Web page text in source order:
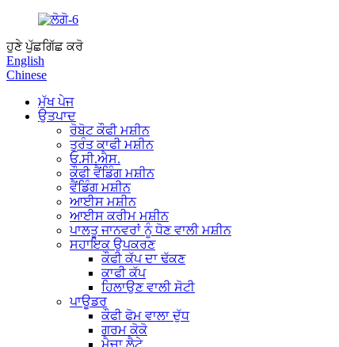
ਹੁਣੇ ਪੁੱਛਗਿੱਛ ਕਰੋ
English
Chinese
ਮੁੱਖ ਪੇਜ
ਉਤਪਾਦ
ਰੋਬੋਟ ਕੌਫੀ ਮਸ਼ੀਨ
ਤੁਰੰਤ ਕਾਫੀ ਮਸ਼ੀਨ
ਓ.ਸੀ.ਐਸ.
ਕੌਫੀ ਵੈਂਡਿੰਗ ਮਸ਼ੀਨ
ਵੈਂਡਿੰਗ ਮਸ਼ੀਨ
ਆਈਸ ਮਸ਼ੀਨ
ਆਈਸ ਕਰੀਮ ਮਸ਼ੀਨ
ਪਾਲਤੂ ਜਾਨਵਰਾਂ ਨੂੰ ਧੋਣ ਵਾਲੀ ਮਸ਼ੀਨ
ਸਹਾਇਕ ਉਪਕਰਣ
ਕੌਫੀ ਕੱਪ ਦਾ ਢੱਕਣ
ਕਾਫੀ ਕੱਪ
ਹਿਲਾਉਣ ਵਾਲੀ ਸੋਟੀ
ਪਾਊਡਰ
ਕੌਫੀ ਫੋਮ ਵਾਲਾ ਦੁੱਧ
ਗਰਮ ਕੋਕੋ
ਮੈਚਾ ਲੈਟੇ